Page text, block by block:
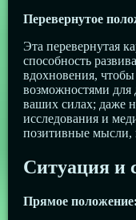
Перевернутое
Эта перевернутая
способность
вдохновения,
возможностями для
ваших силах; даже
исследования и
позитивные мысли,
Ситуация и
Прямое положение: